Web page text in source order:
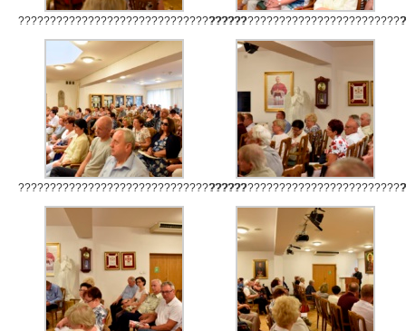
????????????????????????????????????
????????????????????????????????????